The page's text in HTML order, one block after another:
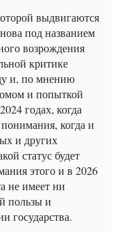
выдвигаются
под названием
возрождения
критике
и, по мнению
и попыткой
годах, когда
когда и
и других
статус будет
этого и в 2026
не имеет ни
пользы и
государства.